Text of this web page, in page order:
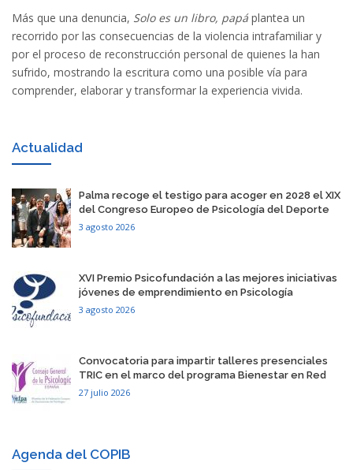
Más que una denuncia, Solo es un libro, papáplantea un
recorrido por las consecuencias de la violencia intrafamiliar y
por el proceso de reconstrucción personal de quienes la han
sufrido, mostrando la escritura como una posible vía para
comprender, elaborar y transformar la experiencia vivida.
Actualidad
​Palma recoge el testigo para acoger en 2028 el XIX
del Congreso Europeo de Psicología del Deporte
3 agosto 2026
​XVI Premio Psicofundación a las mejores iniciativas
jóvenes de emprendimiento en Psicología
3 agosto 2026
​Convocatoria para impartir talleres presenciales
TRIC en el marco del programa Bienestar en Red
27 julio 2026
Agenda del COPIB